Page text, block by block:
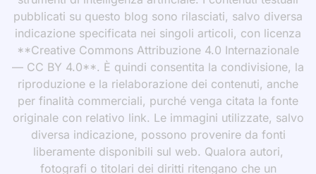
pubblicati su questo blog sono rilasciati, salvo diversa
indicazione specificata nei singoli articoli, con licenza
**Creative Commons Attribuzione 4.0 Internazionale
— CC BY 4.0**. È quindi consentita la condivisione, la
riproduzione e la rielaborazione dei contenuti, anche
per finalità commerciali, purché venga citata la fonte
originale con relativo link. Le immagini utilizzate, salvo
diversa indicazione, possono provenire da fonti
liberamente disponibili sul web. Qualora autori,
fotografi o titolari dei diritti ritengano che un